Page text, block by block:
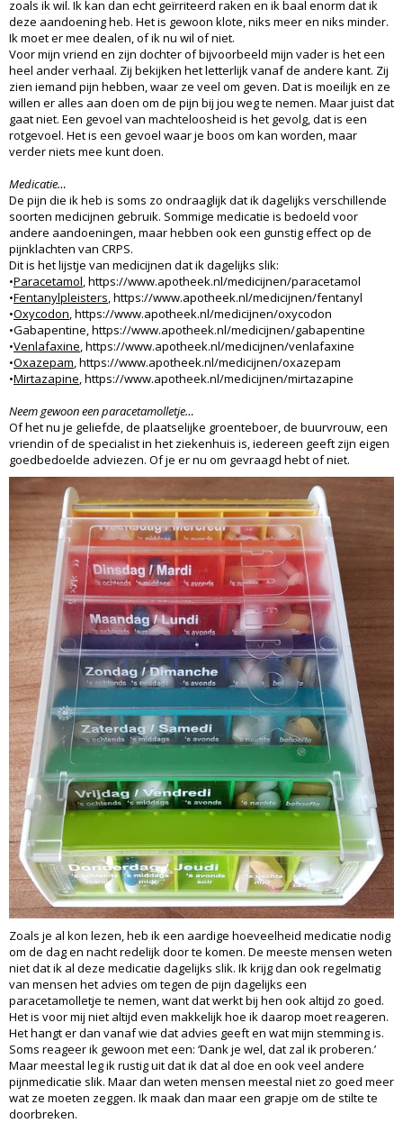
zoals ik wil. Ik kan dan echt geïrriteerd raken en ik baal enorm dat ik
deze aandoening heb. Het is gewoon klote, niks meer en niks minder.
Ik moet er mee dealen, of ik nu wil of niet.
Voor mijn vriend en zijn dochter of bijvoorbeeld mijn vader is het een
heel ander verhaal. Zij bekijken het letterlijk vanaf de andere kant. Zij
zien iemand pijn hebben, waar ze veel om geven. Dat is moeilijk en ze
willen er alles aan doen om de pijn bij jou weg te nemen. Maar juist dat
gaat niet. Een gevoel van machteloosheid is het gevolg, dat is een
rotgevoel. Het is een gevoel waar je boos om kan worden, maar
verder niets mee kunt doen.
Medicatie…
De pijn die ik heb is soms zo ondraaglijk dat ik dagelijks verschillende
soorten medicijnen gebruik. Sommige medicatie is bedoeld voor
andere aandoeningen, maar hebben ook een gunstig effect op de
pijnklachten van CRPS.
Dit is het lijstje van medicijnen dat ik dagelijks slik:
•Paracetamol, https://www.apotheek.nl/medicijnen/paracetamol
•Fentanylpleisters, https://www.apotheek.nl/medicijnen/fentanyl
•Oxycodon, https://www.apotheek.nl/medicijnen/oxycodon
•Gabapentine, https://www.apotheek.nl/medicijnen/gabapentine
•Venlafaxine, https://www.apotheek.nl/medicijnen/venlafaxine
•Oxazepam, https://www.apotheek.nl/medicijnen/oxazepam
•Mirtazapine, https://www.apotheek.nl/medicijnen/mirtazapine
Neem gewoon een paracetamolletje…
Of het nu je geliefde, de plaatselijke groenteboer, de buurvrouw, een
vriendin of de specialist in het ziekenhuis is, iedereen geeft zijn eigen
goedbedoelde adviezen. Of je er nu om gevraagd hebt of niet.
Zoals je al kon lezen, heb ik een aardige hoeveelheid medicatie nodig
om de dag en nacht redelijk door te komen. De meeste mensen weten
niet dat ik al deze medicatie dagelijks slik. Ik krijg dan ook regelmatig
van mensen het advies om tegen de pijn dagelijks een
paracetamolletje te nemen, want dat werkt bij hen ook altijd zo goed.
Het is voor mij niet altijd even makkelijk hoe ik daarop moet reageren.
Het hangt er dan vanaf wie dat advies geeft en wat mijn stemming is.
Soms reageer ik gewoon met een: ‘Dank je wel, dat zal ik proberen.’
Maar meestal leg ik rustig uit dat ik dat al doe en ook veel andere
pijnmedicatie slik. Maar dan weten mensen meestal niet zo goed meer
wat ze moeten zeggen. Ik maak dan maar een grapje om de stilte te
doorbreken.